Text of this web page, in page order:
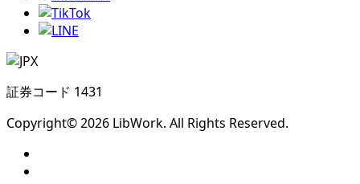
証券コード 1431
Copyright© 2026 LibWork. All Rights Reserved.